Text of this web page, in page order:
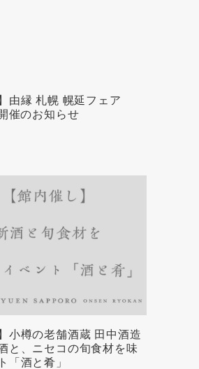
由縁 札幌 幌延フェア
催のお知らせ
小樽の老舗酒蔵 田中酒造
と、ニセコの旬食材を味
「酒と肴」